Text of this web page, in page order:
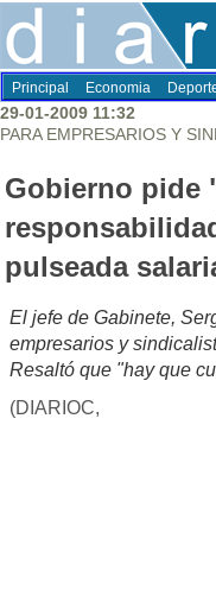
Principal Economia
29-01-2009 11:32
PARA EMPRESARIOS Y
Gobierno pide
pulseada
El jefe de Gabinete,
empresarios y
Resaltó que "hay que
(DIARIOC,